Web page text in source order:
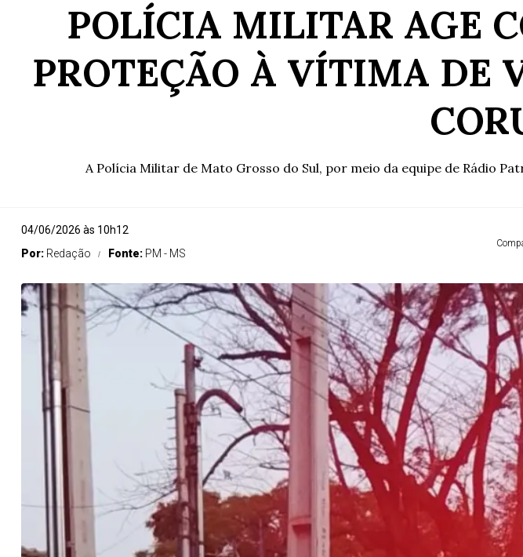
POLÍCIA MILITAR AGE
PROTEÇÃO À VÍTIMA DE
A Polícia Militar de Mato Grosso do Sul, por meio da equipe de Rádio
04/06/2026 às 10h12
Por: Redação Fonte: PM - MS